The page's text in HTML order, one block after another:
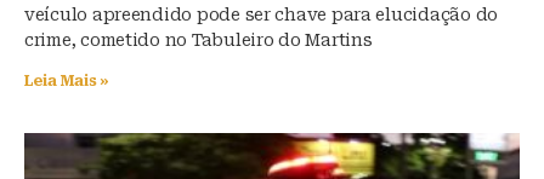
veículo apreendido pode ser chave para elucidação do
crime, cometido no Tabuleiro do Martins
Leia Mais »